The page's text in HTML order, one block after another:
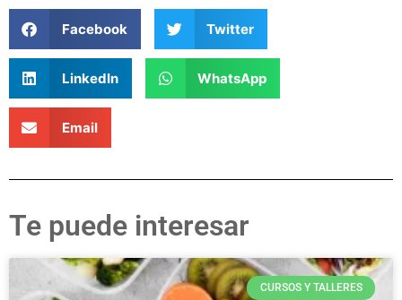
Facebook Twitter
LinkedIn WhatsApp
Email
Te puede interesar
CURSOS Y TALLERES